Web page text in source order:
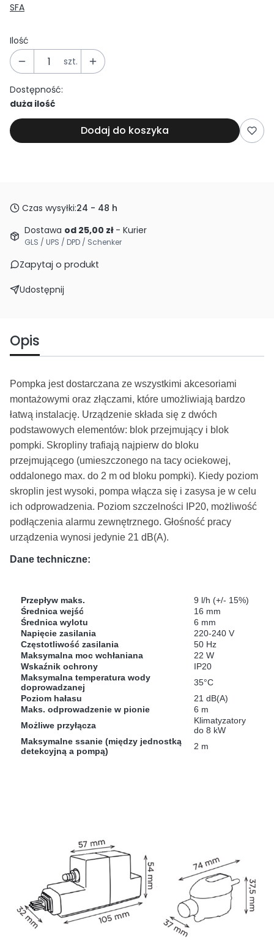
SFA
Ilość
szt.
Dostępność:
duża ilość
Dodaj do koszyka
Czas wysyłki:24 - 48 h
Dostawa od 25,00 zł - Kurier
GLS / UPS / DPD / Schenker
Zapytaj o produkt
Udostępnij
Opis
Pompka jest dostarczana ze wszystkimi akcesoriami
montażowymi oraz złączami, które umożliwiają bardzo
łatwą instalację. Urządzenie składa się z dwóch
podstawowych elementów: blok przejmujący i blok
pompki. Skropliny trafiają najpierw do bloku
przejmującego (umieszczonego na tacy ociekowej,
oddalonego max. do 2 m od bloku pompki). Kiedy poziom
skroplin jest wysoki, pompa włącza się i zasysa je w celu
ich odprowadzenia. Poziom szczelności IP20, możliwość
podłączenia alarmu zewnętrznego. Głośność pracy
urządzenia wynosi jedynie 21 dB(A).
Dane techniczne:
Przepływ maks.
9 l/h (+/- 15%)
Średnica wejść
16 mm
Średnica wylotu
6 mm
Napięcie zasilania
220-240 V
Częstotliwość zasilania
50 Hz
Maksymalna moc wchłaniana
22 W
Wskaźnik ochrony
IP20
Maksymalna temperatura wody
doprowadzanej
35°C
Poziom hałasu
21 dB(A)
Maks. odprowadzenie w pionie
6 m
Możliwe przyłącza
Klimatyzatory
do 8 kW
Maksymalne ssanie (między jednostką
detekcyjną a pompą)
2 m